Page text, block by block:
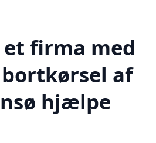
firma med
af
hjælpe